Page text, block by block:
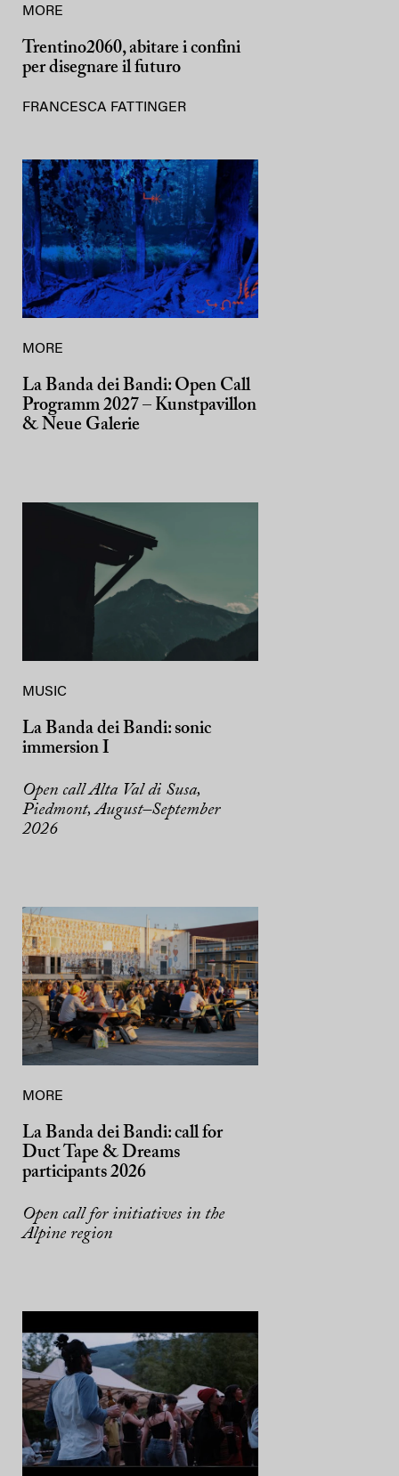
MORE
Trentino2060, abitare i confini
per disegnare il futuro
FRANCESCA FATTINGER
MORE
La Banda dei Bandi: Open Call
Programm 2027 – Kunstpavillon
& Neue Galerie
MUSIC
La Banda dei Bandi: sonic
immersion I
Open call Alta Val di Susa,
Piedmont, August–September
2026
MORE
La Banda dei Bandi: call for
Duct Tape & Dreams
participants 2026
Open call for initiatives in the
Alpine region